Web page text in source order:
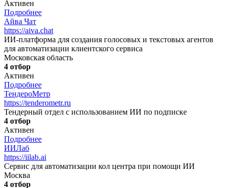
Активен
Подробнее
Айва Чат
https://aiva.chat
ИИ-платформа для создания голосовых и текстовых агентов
для автоматизации клиентского сервиса
Московская область
4 отбор
Активен
Подробнее
ТендероМетр
https://tenderometr.ru
Тендерный отдел с использованием ИИ по подписке
4 отбор
Активен
Подробнее
ИИЛаб
https://iilab.ai
Сервис для автоматизации кол центра при помощи ИИ
Москва
4 отбор